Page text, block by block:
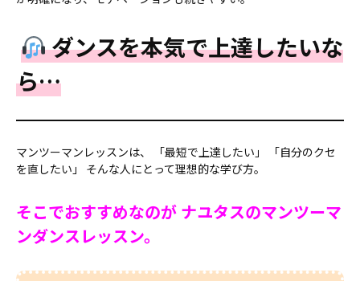
ダンスを本気で上達したいな
ら…
マンツーマンレッスンは、 「最短で上達したい」 「自分のクセ
を直したい」 そんな人にとって理想的な学び方。
そこでおすすめなのが ナユタスのマンツーマ
ンダンスレッスン。